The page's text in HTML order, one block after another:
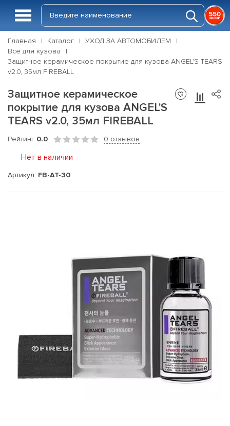
Главная Каталог
УХОД ЗА АВТОМОБИЛЕМ
Все для кузова
Защитное керамическое покрытие для кузова ANGEL'S TEARS
v2.0, 35мл FIREBALL
Защитное керамическое
покрытие для кузова ANGEL'S
TEARS v2.0, 35мл FIREBALL
Рейтинг 0.0 0 отзывов
Нет в наличии
Артикул: FB-AT-30